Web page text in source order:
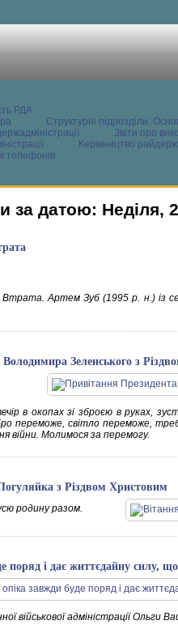
РДА
Структурні підрозділи.
Звіти про
Керівництво
телефонів
за датою: Неділя,
Артем Зуб (1995 р. н.) із
Зеленського з
в окопах зі зброєю в руках,
переможе, світло переможе,
війни. Молимося за перемогу.
з Різдвом Христовим
родину разом.
поряд і дає життєдайну силу,
військової адміністрації Ольги